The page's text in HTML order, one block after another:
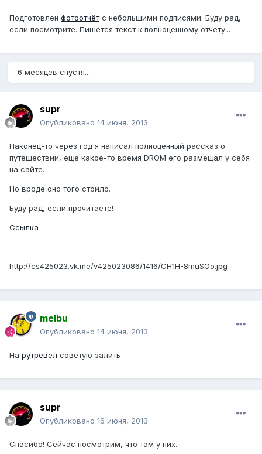
Подготовлен фотоотчётс небольшими подписями. Буду рад,
если посмотрите. Пишется текст к полноценному отчету...
6 месяцев спустя...
supr
Опубликовано 14 июня, 2013
Наконец-то через год я написал полноценный рассказ о
путешествии, еще какое-то время DROM его размещал у себя
на сайте.
Но вроде оно того стоило.
Буду рад, если прочитаете!
Ссылка
http://cs425023.vk.me/v425023086/1416/CH1H-8muSOo.jpg
melbu
Опубликовано 14 июня, 2013
На рутревел советую залить
supr
Опубликовано 16 июня, 2013
Спасибо! Сейчас посмотрим, что там у них.